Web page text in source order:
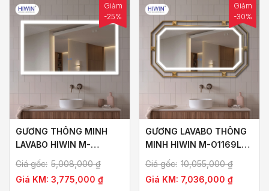
GƯƠNG THÔNG MINH
LAVABO HIWIN M-
R1265LD-F HÌNH CHỮ
NHẬT NGANG KHUNG
1200×650 GƯƠNG
Giá gốc: 5,008,000₫
Giá KM: 3,775,000 ₫
Giảm
-25%
GƯƠNG LAVABO THÔNG
MINH HIWIN M-O1169LD-
P KHUNG VÀNG XƯỚC
SANG TRỌNG
Giá gốc: 10,055,000₫
Giá KM: 7,036,000 ₫
Giảm
-30%